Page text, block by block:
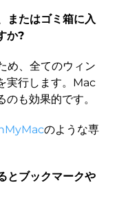
またはゴミ箱に入
か?
め、全てのウィン
実行します。Mac
も効果的です。
のような専
とブックマークや